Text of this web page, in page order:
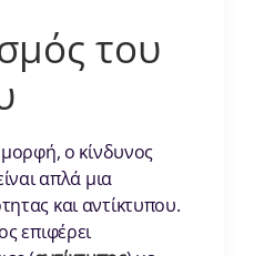
του
ο κίνδυνος
απλά μια
και αντίκτυπου.
επιφέρει